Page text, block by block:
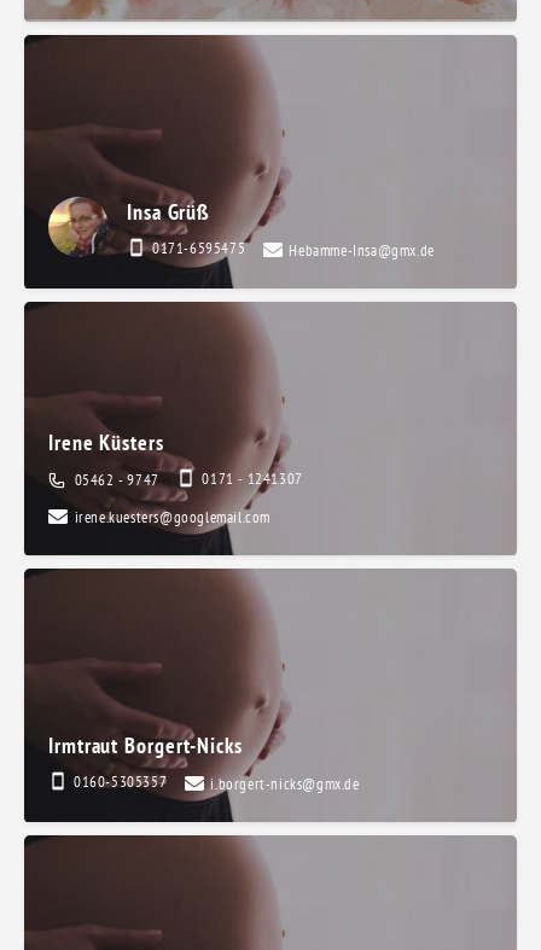
Insa Grüß
0171-6595475 Hebamme-Insa@gmx.de
Irene Küsters
05462 - 9747
0171 - 1241307
irene.kuesters@googlemail.com
Irmtraut Borgert-Nicks
0160-5305357 i.borgert-nicks@gmx.de